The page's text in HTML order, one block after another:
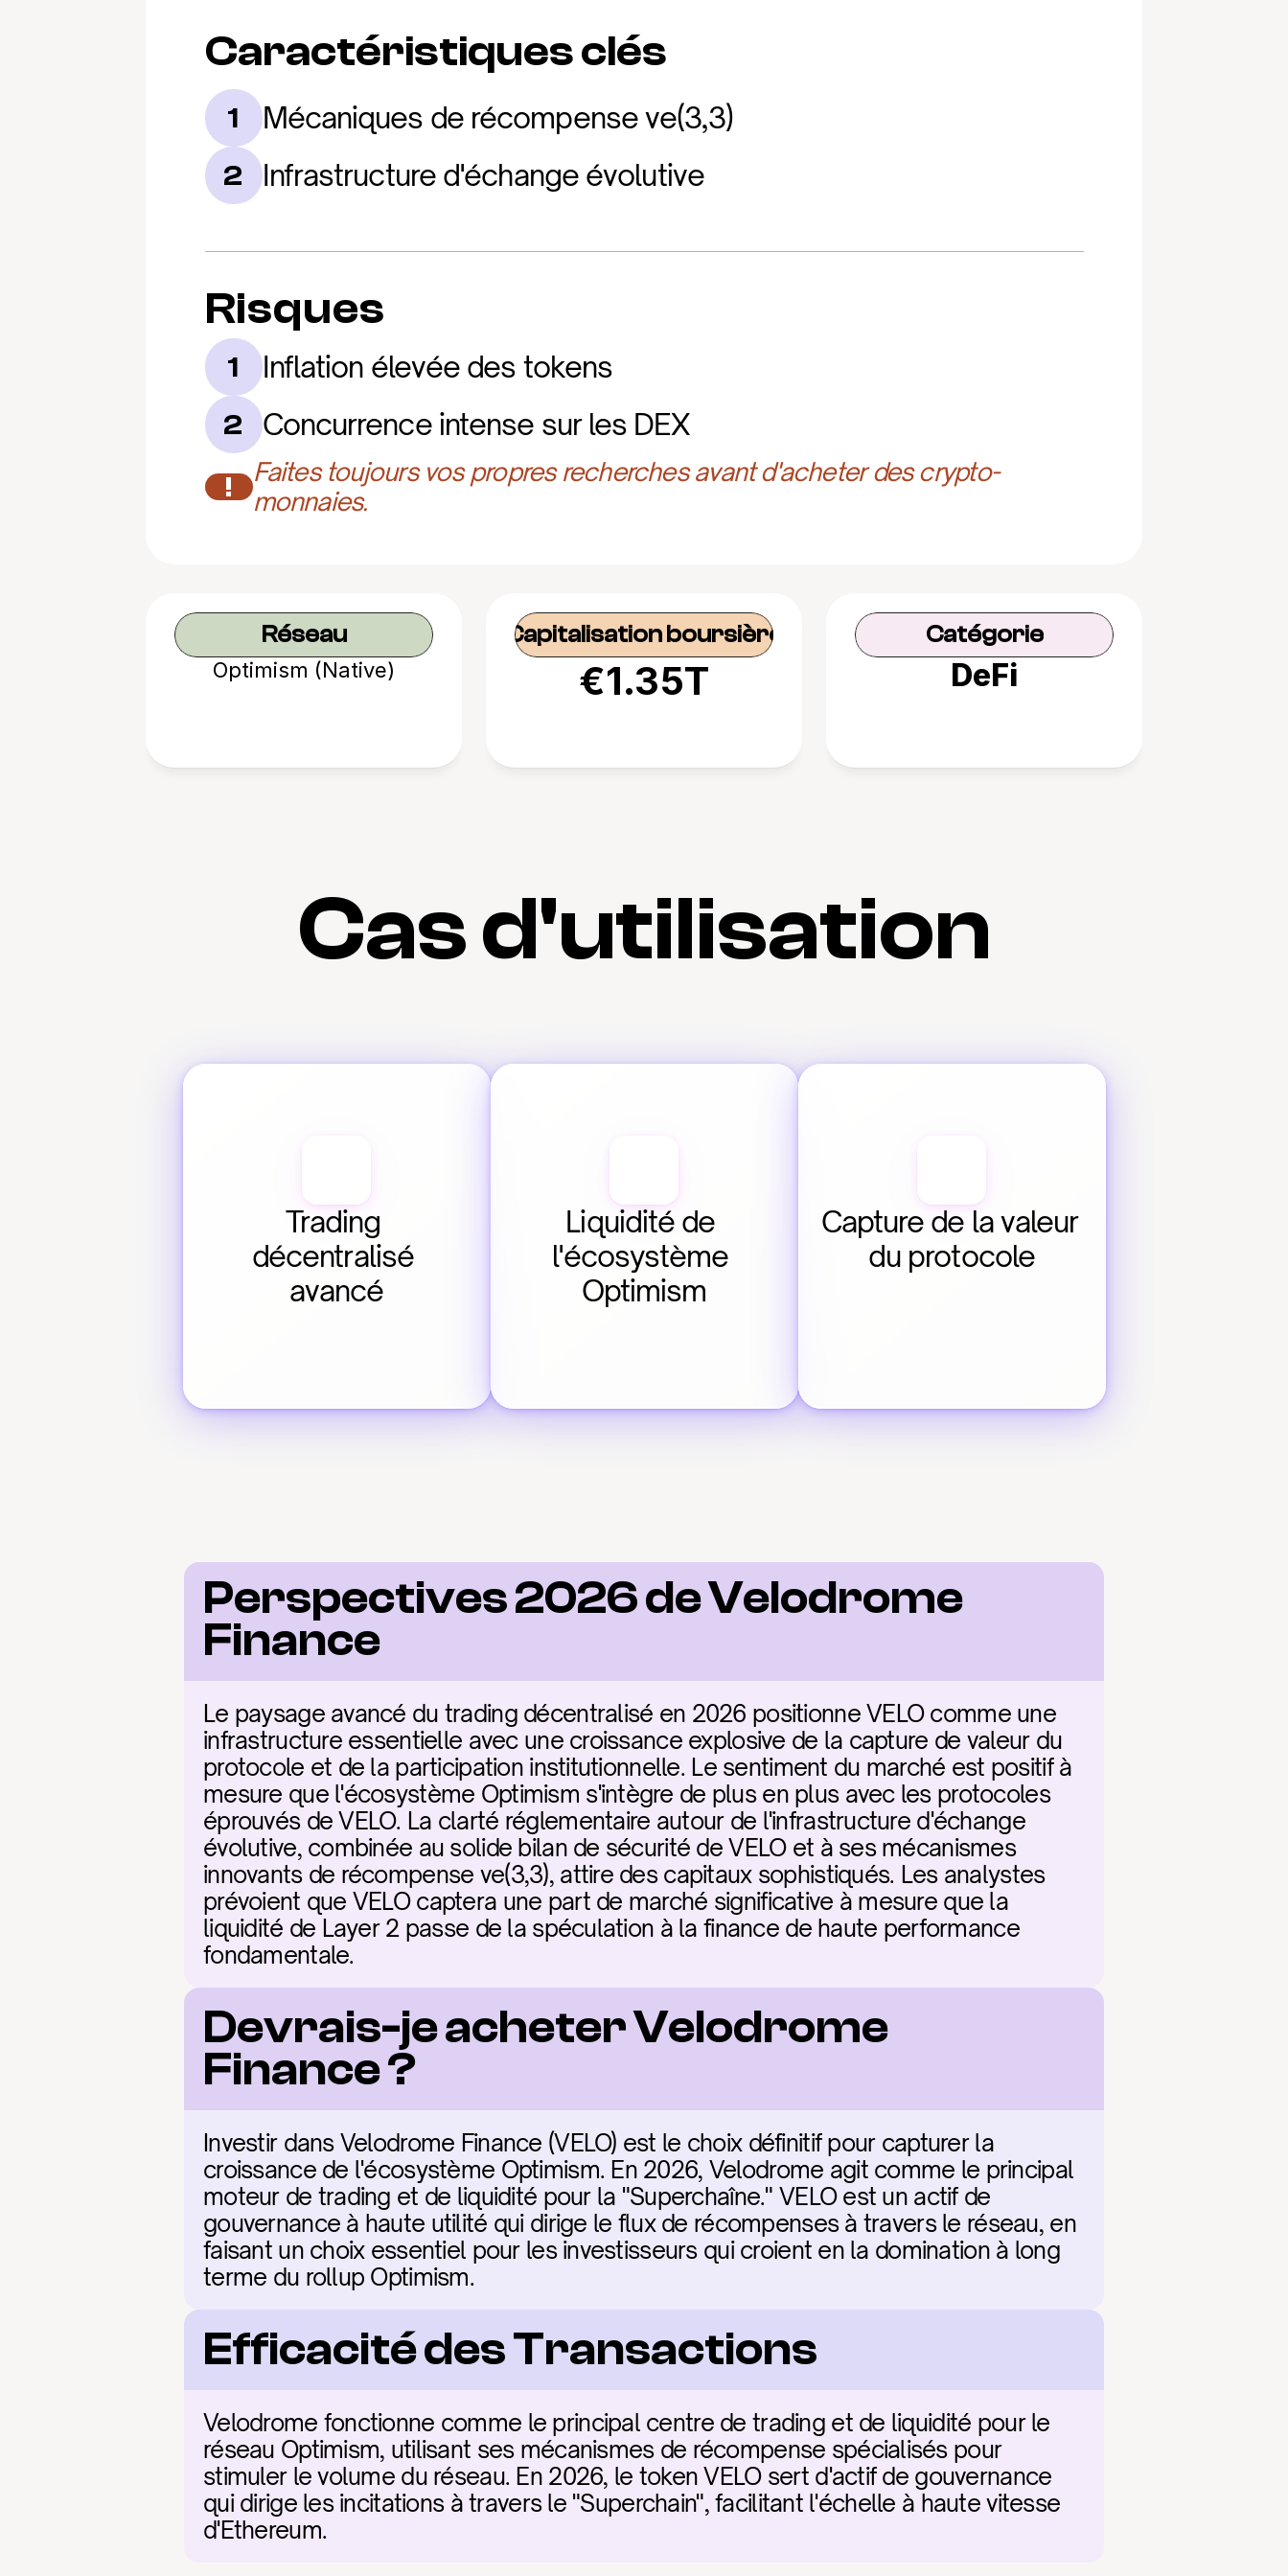
Caractéristiques clés
1 Mécaniques de récompense ve(3,3)
2 Infrastructure d'échange évolutive
Risques
1 Inflation élevée des tokens
2 Concurrence intense sur les DEX
!
Faites toujours vos propres recherches avant d'acheter des crypto-
monnaies.
Réseau
Optimism (Native)
Capitalisation boursière
€1.35T
Catégorie
DeFi
Cas d'utilisation
Trading
décentralisé
avancé
Liquidité de
l'écosystème
Optimism
Capture de la valeur
du protocole
Perspectives 2026 de Velodrome
Finance
Le paysage avancé du trading décentralisé en 2026 positionne VELO comme une
infrastructure essentielle avec une croissance explosive de la capture de valeur du
protocole et de la participation institutionnelle. Le sentiment du marché est positif à
mesure que l'écosystème Optimism s'intègre de plus en plus avec les protocoles
éprouvés de VELO. La clarté réglementaire autour de l'infrastructure d'échange
évolutive, combinée au solide bilan de sécurité de VELO et à ses mécanismes
innovants de récompense ve(3,3), attire des capitaux sophistiqués. Les analystes
prévoient que VELO captera une part de marché significative à mesure que la
liquidité de Layer 2 passe de la spéculation à la finance de haute performance
fondamentale.
Devrais-je acheter Velodrome
Finance ?
Investir dans Velodrome Finance (VELO) est le choix définitif pour capturer la
croissance de l'écosystème Optimism. En 2026, Velodrome agit comme le principal
moteur de trading et de liquidité pour la "Superchaîne." VELO est un actif de
gouvernance à haute utilité qui dirige le flux de récompenses à travers le réseau, en
faisant un choix essentiel pour les investisseurs qui croient en la domination à long
terme du rollup Optimism.
Efficacité des Transactions
Velodrome fonctionne comme le principal centre de trading et de liquidité pour le
réseau Optimism, utilisant ses mécanismes de récompense spécialisés pour
stimuler le volume du réseau. En 2026, le token VELO sert d'actif de gouvernance
qui dirige les incitations à travers le "Superchain", facilitant l'échelle à haute vitesse
d'Ethereum.